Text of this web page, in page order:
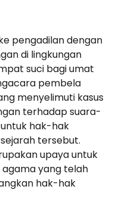
pengadilan dengan
di lingkungan
suci bagi umat
pembela
menyelimuti kasus
terhadap suara-
hak-hak
tersebut.
upaya untuk
yang telah
hak-hak